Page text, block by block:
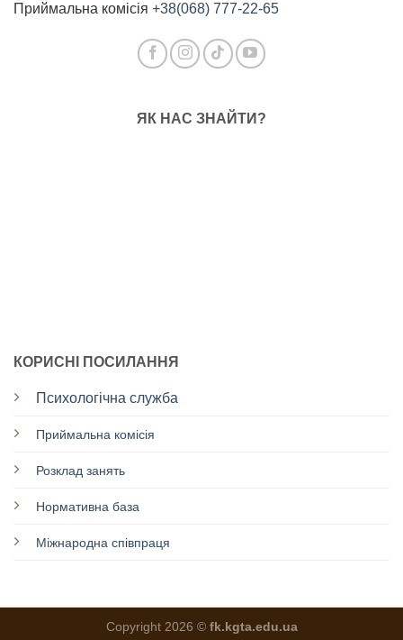
Приймальна комісія +38(068) 777-22-65
ЯК НАС ЗНАЙТИ?
КОРИСНІ ПОСИЛАННЯ
Психологічна служба
Приймальна комісія
Розклад занять
Нормативна база
Міжнародна співпраця
Copyright 2026 © fk.kgta.edu.ua